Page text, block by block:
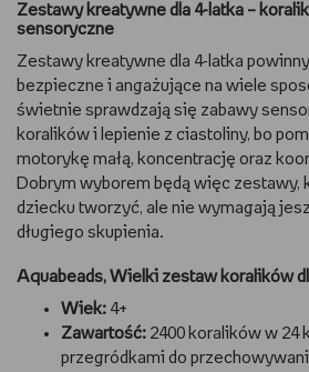
Zestawy kreatywne dla 4-latka –
sensoryczne
Zestawy kreatywne dla 4-latka
bezpieczne i angażujące na wiele
świetnie sprawdzają się zabawy
koralików i lepienie z ciastoliny, bo
motorykę małą, koncentrację oraz
Dobrym wyborem będą więc zestawy,
dziecku tworzyć, ale nie wymagają
długiego skupienia.
Aquabeads, Wielki zestaw koralików
Wiek: 4+
Zawartość: 2400 koralików w 24
przegródkami do